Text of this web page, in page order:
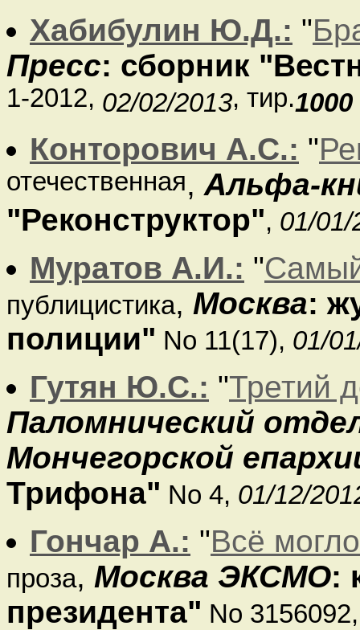
Хабибулин Ю.Д.: "
Пресс: сборник
1-2012, 02/02/2013, тир.1000
Конторович А.С.: "
отечественная, Альфа-
"Реконструктор", 01/01/
Муратов А.И.: "
публицистика, Москва:
полиции" No 11(17), 01/
Гутян Ю.С.: "Третий
Паломнический
Мончегорской
Трифона" No 4, 01/12/
Гончар А.: "Всё
проза, Москва ЭКСМО:
президента" No